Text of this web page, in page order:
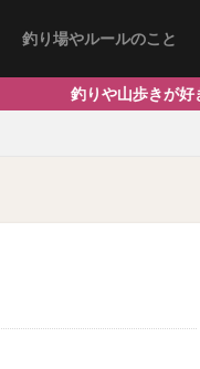
釣り場やルールのこと
歩きが好きな管理人の自